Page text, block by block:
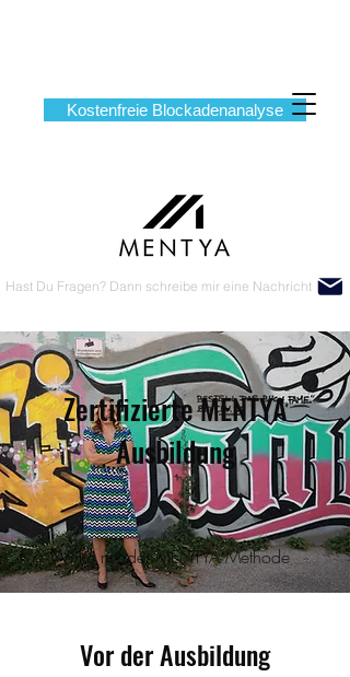
Kostenfreie Blockadenanalyse
Hast Du Fragen? Dann schreibe mir eine Nachricht
Zertifizierte MENTYA
Ausbildung
Wirke mit der MENTYA Methode
Vor der Ausbildung